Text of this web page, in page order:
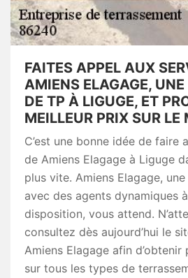
FAITES APPEL AUX
AMIENS ELAGAGE, UNE
DE TP À LIGUGE, ET
MEILLEUR PRIX SUR LE
C’est une bonne idée de faire
de Amiens Elagage à Liguge
plus vite. Amiens Elagage,
avec des agents dynamiques
disposition, vous attend.
consultez dès aujourd’hui le
Amiens Elagage afin
sur tous les types de